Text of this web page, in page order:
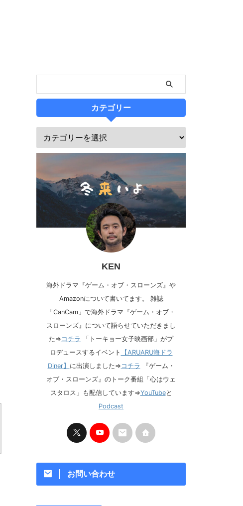
カテゴリー
KEN
海外ドラマ『ゲーム・オブ・スローンズ』や
Amazonについて書いてます。 雑誌
「CanCam」で海外ドラマ『ゲーム・オブ・
スローンズ』について語らせていただきまし
た⇒ コチラ
「トーキョー女子映画部」がプ
ロデュースするイベント
【ARUARU海ドラ
Diner】 に出演しました⇒ コチラ 『ゲーム・
オブ・スローンズ』のトーク番組「心はウェ
スタロス」も配信しています⇒YouTubeと
Podcast
お問い合わせ